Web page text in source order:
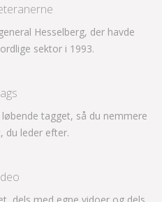
Hesselberg, der havde
sektor i 1993.
tagget, så du nemmere
du leder efter.
dels med egne vidoer og dels